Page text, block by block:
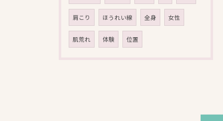
肩こり ほうれい線 全身 女性
肌荒れ 体験 位置